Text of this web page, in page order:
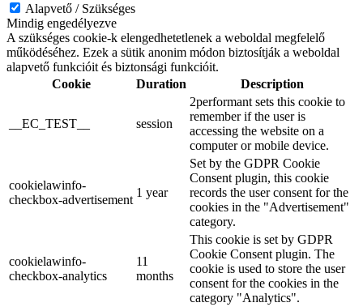
Alapvető / Szükséges
Mindig engedélyezve
A szükséges cookie-k elengedhetetlenek a weboldal megfelelő
működéséhez. Ezek a sütik anonim módon biztosítják a weboldal
alapvető funkcióit és biztonsági funkcióit.
Cookie
Duration Description
__EC_TEST__ session
2performant sets this cookie to
remember if the user is
accessing the website on a
computer or mobile device.
cookielawinfo-
checkbox-advertisement
1 year
Set by the GDPR Cookie
Consent plugin, this cookie
records the user consent for the
cookies in the "Advertisement"
category.
cookielawinfo-
checkbox-analytics
11
months
This cookie is set by GDPR
Cookie Consent plugin. The
cookie is used to store the user
consent for the cookies in the
category "Analytics".